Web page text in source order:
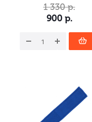
900р.
1 330р.